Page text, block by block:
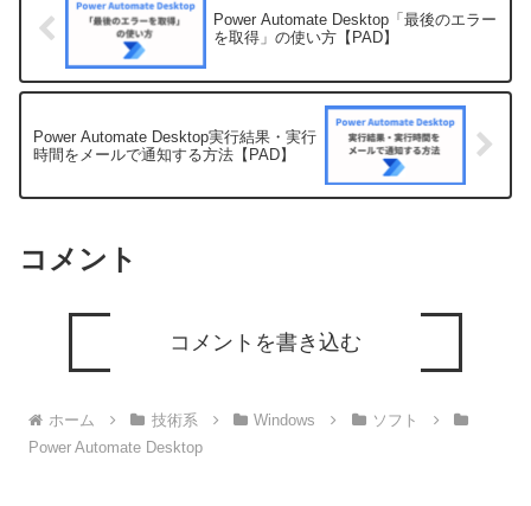
Power Automate Desktop「最後のエラー
を取得」の使い方【PAD】
Power Automate Desktop実行結果・実行
時間をメールで通知する方法【PAD】
コメント
コメントを書き込む
ホーム 技術系 Windows
ソフト
Power Automate Desktop